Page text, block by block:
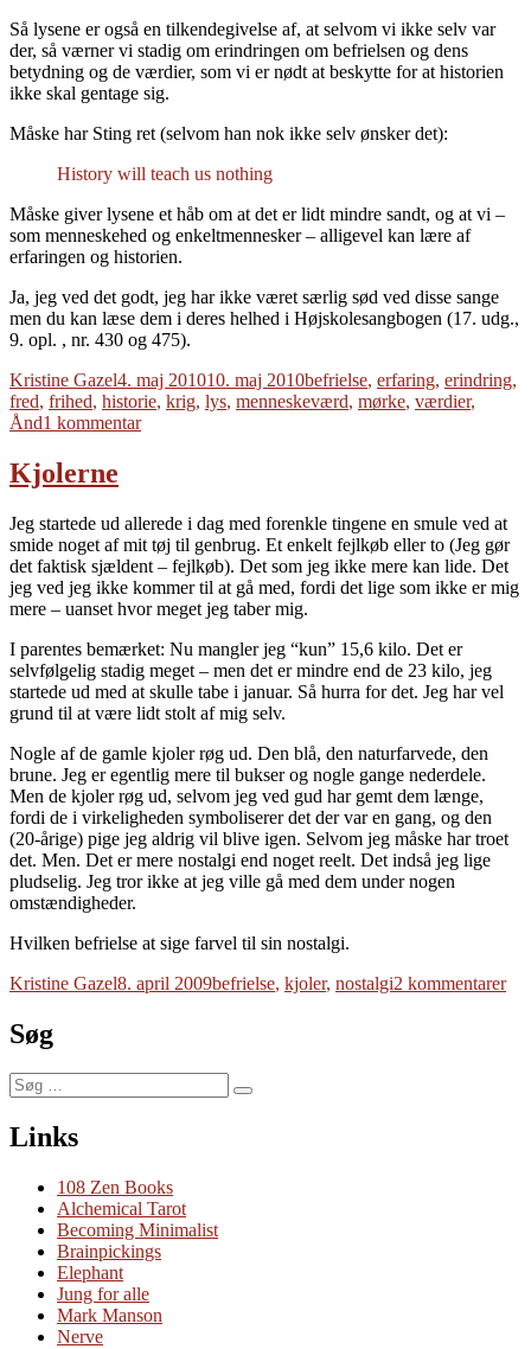
Så lysene er også en tilkendegivelse af, at selvom vi ikke selv var
der, så værner vi stadig om erindringen om befrielsen og dens
betydning og de værdier, som vi er nødt at beskytte for at historien
ikke skal gentage sig.
Måske har Sting ret (selvom han nok ikke selv ønsker det):
History will teach us nothing
Måske giver lysene et håb om at det er lidt mindre sandt, og at vi –
som menneskehed og enkeltmennesker – alligevel kan lære af
erfaringen og historien.
Ja, jeg ved det godt, jeg har ikke været særlig sød ved disse sange
men du kan læse dem i deres helhed i Højskolesangbogen (17. udg.,
9. opl. , nr. 430 og 475).
Forfatter
Kristine GazelUdgivet
4. maj 201010. maj 2010Tags
befrielse, erfaring, erindring,
fred, frihed, historie, krig, lys, menneskeværd, mørke, værdier,
Ånd1 kommentartil
Kjolerne
Jeg startede ud allerede i dag med forenkle tingene en smule ved at
smide noget af mit tøj til genbrug. Et enkelt fejlkøb eller to (Jeg gør
det faktisk sjældent – fejlkøb). Det som jeg ikke mere kan lide. Det
jeg ved jeg ikke kommer til at gå med, fordi det lige som ikke er mig
mere – uanset hvor meget jeg taber mig.
I parentes bemærket: Nu mangler jeg “kun” 15,6 kilo. Det er
selvfølgelig stadig meget – men det er mindre end de 23 kilo, jeg
startede ud med at skulle tabe i januar. Så hurra for det. Jeg har vel
grund til at være lidt stolt af mig selv.
Nogle af de gamle kjoler røg ud. Den blå, den naturfarvede, den
brune. Jeg er egentlig mere til bukser og nogle gange nederdele.
Men de kjoler røg ud, selvom jeg ved gud har gemt dem længe,
fordi de i virkeligheden symboliserer det der var en gang, og den
(20-årige) pige jeg aldrig vil blive igen. Selvom jeg måske har troet
det. Men. Det er mere nostalgi end noget reelt. Det indså jeg lige
pludselig. Jeg tror ikke at jeg ville gå med dem under nogen
omstændigheder.
Hvilken befrielse at sige farvel til sin nostalgi.
Forfatter
Kristine GazelUdgivet
8. april 2009Tags
befrielse, kjoler, nostalgi2 kommentarertil
Søg
Søg
efter:
Søg
Links
108 Zen Books
Alchemical Tarot
Becoming Minimalist
Brainpickings
Elephant
Jung for alle
Mark Manson
Nerve